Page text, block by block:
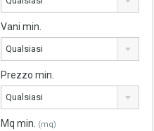
Vani min.
Qualsiasi
Prezzo min.
Qualsiasi
Mq min. (mq)